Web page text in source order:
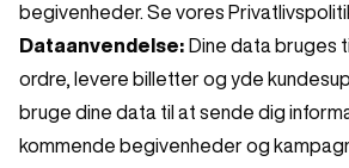
begivenheder. Se vores
Dataanvendelse: Dine data bruges
ordre, levere billetter og yde
bruge dine data til at sende dig
kommende begivenheder og